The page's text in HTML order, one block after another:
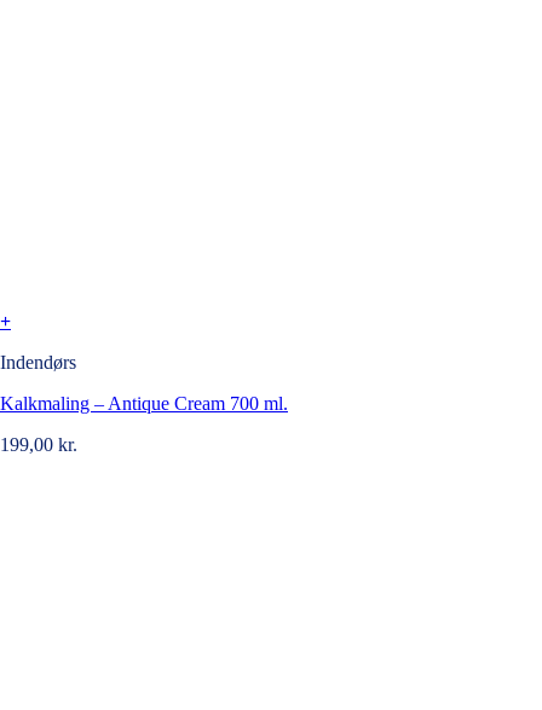
+
Indendørs
Kalkmaling – Antique Cream 700 ml.
199,00 kr.